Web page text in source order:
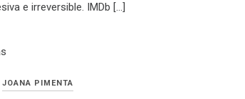
e irreversible. IMDb […]
JOANA PIMENTA